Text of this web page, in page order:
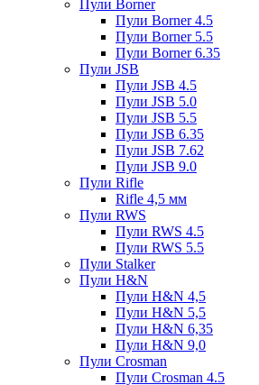
Пули Borner
Пули Borner 4.5
Пули Borner 5.5
Пули Borner 6.35
Пули JSB
Пули JSB 4.5
Пули JSB 5.0
Пули JSB 5.5
Пули JSB 6.35
Пули JSB 7.62
Пули JSB 9.0
Пули Rifle
Rifle 4,5 мм
Пули RWS
Пули RWS 4.5
Пули RWS 5.5
Пули Stalker
Пули H&N
Пули H&N 4,5
Пули H&N 5,5
Пули H&N 6,35
Пули H&N 9,0
Пули Crosman
Пули Crosman 4.5